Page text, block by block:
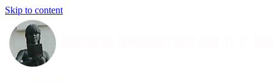
Skip to content